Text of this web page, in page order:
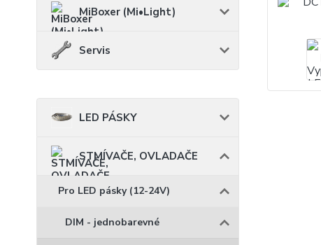
MiBoxer (Mi•Light)
Servis
LED PÁSKY
STMÍVAČE, OVLADAČE
Pro LED pásky (12-24V)
DIM - jednobarevné